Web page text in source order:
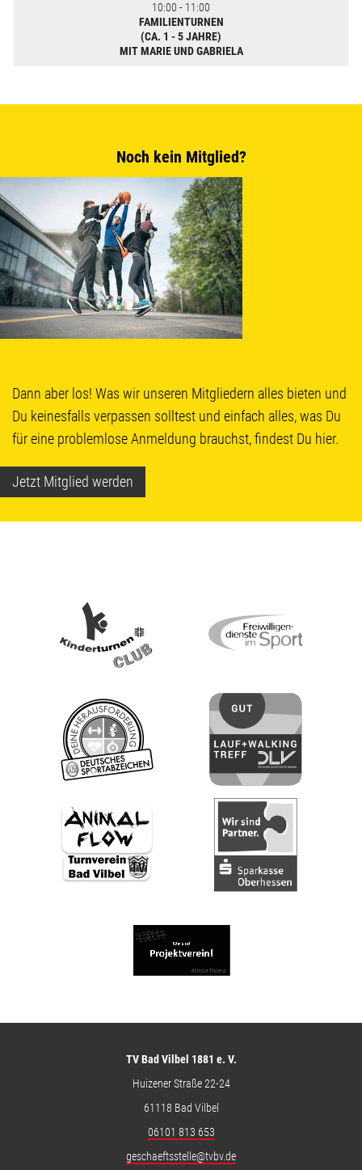
10:00 - 11:00
FAMILIENTURNEN
(CA. 1 - 5 JAHRE)
MIT MARIE UND GABRIELA
Noch kein Mitglied?
Dann aber los! Was wir unseren Mitgliedern alles bieten und
Du keinesfalls verpassen solltest und einfach alles, was Du
für eine problemlose Anmeldung brauchst, findest Du hier.
Jetzt Mitglied werden
TV Bad Vilbel 1881 e. V.
Huizener Straße 22-24
61118 Bad Vilbel
06101 813 653
geschaeftsstelle@tvbv.de